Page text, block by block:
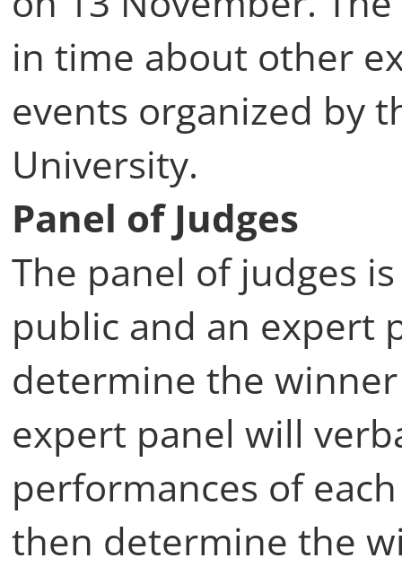
in time about other
events organized by
University.
Panel of Judges
The panel of judges
public and an expert
determine the
expert panel will
performances of
then determine the